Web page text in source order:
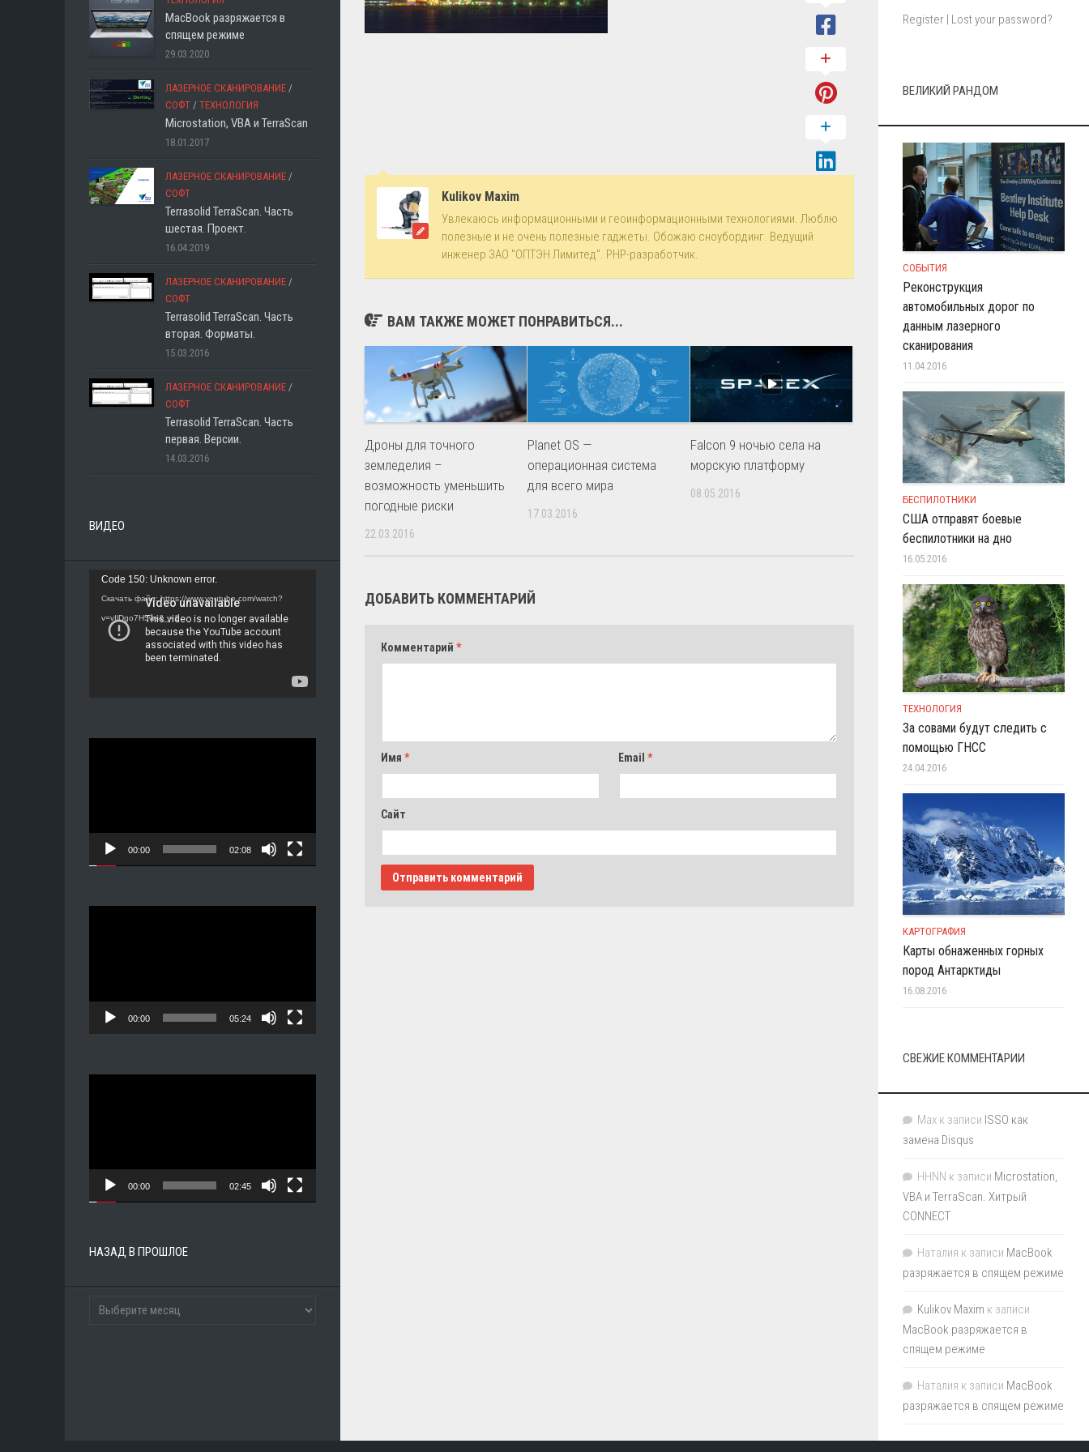
Kulikov Maxim
Увлекаюсь информационными и геоинформационными технологиями. Люблю
полезные и не очень полезные гаджеты. Обожаю сноубординг. Ведущий
инженер ЗАО "ОПТЭН Лимитед". PHP-разработчик.
ВАМ ТАКЖЕ МОЖЕТ ПОНРАВИТЬСЯ...
Дроны для точного
земледелия –
возможность уменьшить
погодные риски
22.03.2016
Planet OS —
операционная система
для всего мира
17.03.2016
Falcon 9 ночью села на
морскую платформу
08.05.2016
ДОБАВИТЬ КОММЕНТАРИЙ
Комментарий *
Имя * Email*
Сайт
MacBook разряжается в
спящем режиме
29.03.2020
ЛАЗЕРНОЕ СКАНИРОВАНИЕ /
СОФТ / ТЕХНОЛОГИЯ
Microstation, VBA и TerraScan
18.01.2017
ЛАЗЕРНОЕ СКАНИРОВАНИЕ /
СОФТ
Terrasolid TerraScan. Часть
шестая. Проект.
16.04.2019
ЛАЗЕРНОЕ СКАНИРОВАНИЕ /
СОФТ
Terrasolid TerraScan. Часть
вторая. Форматы.
15.03.2016
ЛАЗЕРНОЕ СКАНИРОВАНИЕ /
СОФТ
Terrasolid TerraScan. Часть
первая. Версии.
14.03.2016
ВИДЕО
Видеоплеер
Code 150: Unknown error.
Скачать файл: https://www.youtube.com/watch?
v=vIlDgo7H5ws&_=1
00:00 02:08
00:00 05:24
00:00 02:45
НАЗАД В ПРОШЛОЕ
Register | Lost your password?
ВЕЛИКИЙ РАНДОМ
СОБЫТИЯ
Реконструкция
автомобильных дорог по
данным лазерного
сканирования
11.04.2016
БЕСПИЛОТНИКИ
США отправят боевые
беспилотники на дно
16.05.2016
ТЕХНОЛОГИЯ
За совами будут следить с
помощью ГНСС
24.04.2016
КАРТОГРАФИЯ
Карты обнаженных горных
пород Антарктиды
16.08.2016
СВЕЖИЕ КОММЕНТАРИИ
Max к записи ISSO как
замена Disqus
HHNN к записи Microstation,
VBA и TerraScan. Хитрый
CONNECT
Наталия к записи MacBook
разряжается в спящем режиме
Kulikov Maxim к записи
MacBook разряжается в
спящем режиме
Наталия к записи MacBook
разряжается в спящем режиме